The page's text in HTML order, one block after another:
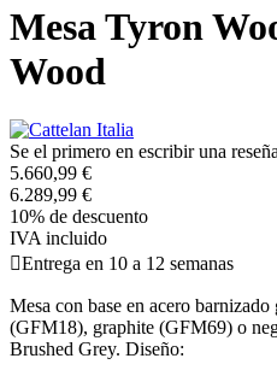
Mesa Tyron
Wood
Se el primero en escribir una reseña
5.660,99 €
6.289,99 €
10% de descuento
IVA incluido
Entrega en 10 a 12 semanas
Mesa con base en acero
(GFM18), graphite (GFM69) o
Brushed Grey. Diseño: